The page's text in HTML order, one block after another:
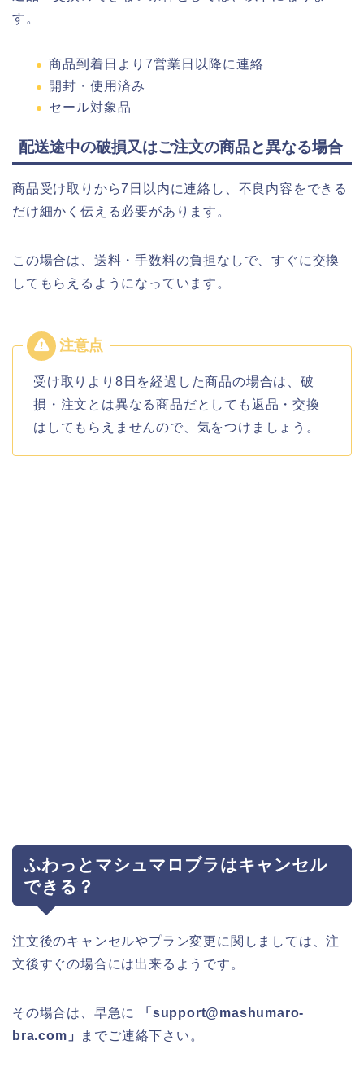
す。
商品到着日より7営業日以降に連絡
開封・使用済み
セール対象品
配送途中の破損又はご注文の商品と異なる場合
商品受け取りから7日以内に連絡し、不良内容をできる
だけ細かく伝える必要があります。
この場合は、送料・手数料の負担なしで、すぐに交換
してもらえるようになっています。
受け取りより8日を経過した商品の場合は、破
損・注文とは異なる商品だとしても返品・交換
はしてもらえませんので、気をつけましょう。
ふわっとマシュマロブラはキャンセル
できる？
注文後のキャンセルやプラン変更に関しましては、注
文後すぐの場合には出来るようです。
その場合は、早急に
「support@mashumaro-
bra.com」
までご連絡下さい。